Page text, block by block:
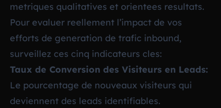
metriques qualitatives et orientees resultats.
Pour evaluer reellement l’impact de vos
efforts de generation de trafic inbound,
surveillez ces cinq indicateurs cles:
Taux de Conversion des Visiteurs en Leads:
Le pourcentage de nouveaux visiteurs qui
deviennent des leads identifiables.